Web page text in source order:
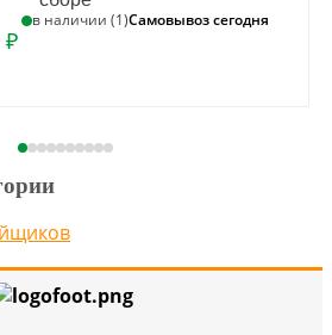
в наличии (1)Самовывоз сегодня
₽